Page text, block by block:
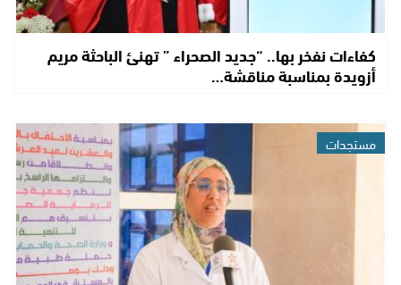
كفاءات نفخر بها.. “جديد الصحراء ” تهنئ الباحثة مريم
أزويدة بمناسبة مناقشة…
مستجدات